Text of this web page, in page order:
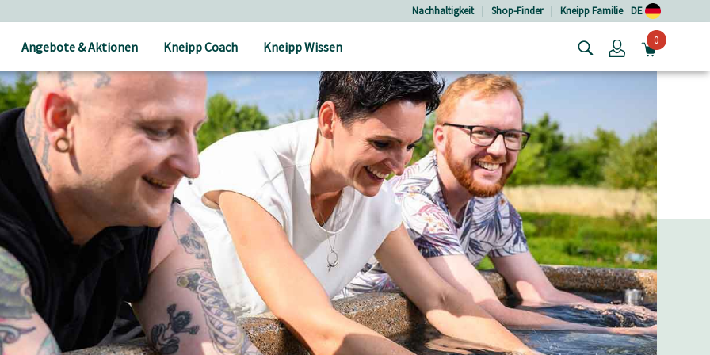
Nachhaltigkeit | Shop-Finder | Kneipp Familie DE
Angebote & Aktionen Kneipp Coach Kneipp Wissen Login0